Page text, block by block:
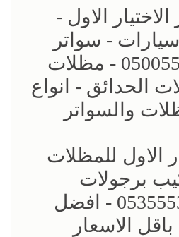
الاول -
- سواتر
الرياض - 0500559613 - مظلات
الحدائق - انواع
والسواتر
الاول للمظلات
برجولات
الحدائق - 0535553929 - افضل
باقل الاسعار